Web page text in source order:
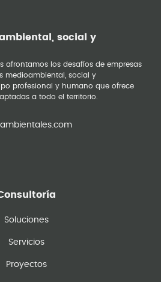
social y
afrontamos los desafíos de empresas
medioambiental, social y
profesional y humano que ofrece
a todo el territorio.
Soluciones
Servicios
Proyectos